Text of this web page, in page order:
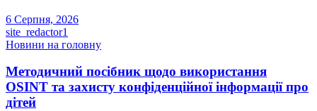
6 Серпня, 2026
site_redactor1
Новини на головну
Методичний посібник щодо використання
OSINT та захисту конфіденційної інформації про
дітей